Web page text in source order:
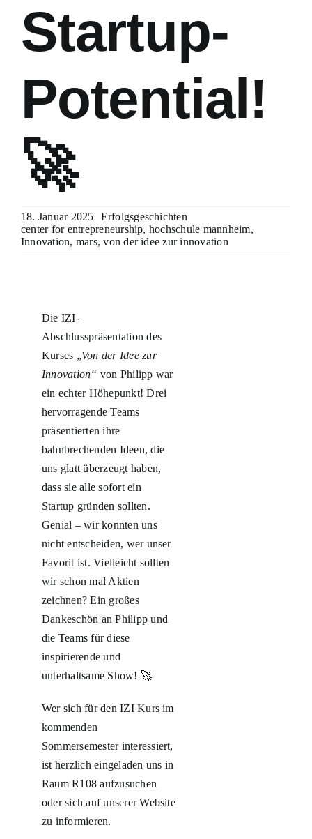
Startup-
Potential!
🚀
18. Januar 2025
Erfolgsgeschichten
center for entrepreneurship, hochschule mannheim,
Innovation, mars,von der idee zur innovation
Die IZI-
Abschlusspräsentation des
Kurses „Von der Idee zur
Innovation“ von Philipp war
ein echter Höhepunkt! Drei
hervorragende Teams
präsentierten ihre
bahnbrechenden Ideen, die
uns glatt überzeugt haben,
dass sie alle sofort ein
Startup gründen sollten.
Genial – wir konnten uns
nicht entscheiden, wer unser
Favorit ist. Vielleicht sollten
wir schon mal Aktien
zeichnen? Ein großes
Dankeschön an Philipp und
die Teams für diese
inspirierende und
unterhaltsame Show! 🚀
Wer sich für den IZI Kurs im
kommenden
Sommersemester interessiert,
ist herzlich eingeladen uns in
Raum R108 aufzusuchen
oder sich auf unserer Website
zu informieren.